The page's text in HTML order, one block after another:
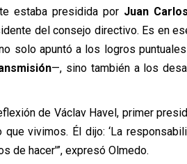
estaba presidida por Juan
del consejo directivo. Es en
solo apuntó a los logros
—, sino también a los
de Václav Havel, primer
que vivimos. Él dijo: ‘La
de hacer'”, expresó Olmedo.